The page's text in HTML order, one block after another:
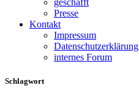
geschafft
Presse
Kontakt
Impressum
Datenschutzerklärung
internes Forum
Schlagwort